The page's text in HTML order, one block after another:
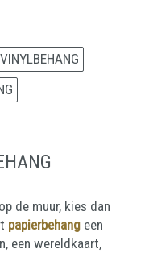
VINYLBEHANG
de muur, kies dan
papierbehang een
een wereldkaart,